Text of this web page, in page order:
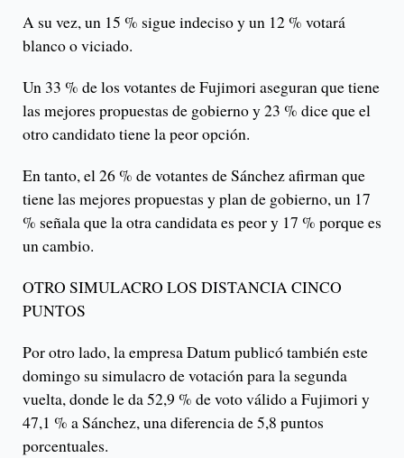
A su vez, un 15 % sigue indeciso y un 12 % votará
blanco o viciado.
Un 33 % de los votantes de Fujimori aseguran que tiene
las mejores propuestas de gobierno y 23 % dice que el
otro candidato tiene la peor opción.
En tanto, el 26 % de votantes de Sánchez afirman que
tiene las mejores propuestas y plan de gobierno, un 17
% señala que la otra candidata es peor y 17 % porque es
un cambio.
OTRO SIMULACRO LOS DISTANCIA CINCO
PUNTOS
Por otro lado, la empresa Datum publicó también este
domingo su simulacro de votación para la segunda
vuelta, donde le da 52,9 % de voto válido a Fujimori y
47,1 % a Sánchez, una diferencia de 5,8 puntos
porcentuales.